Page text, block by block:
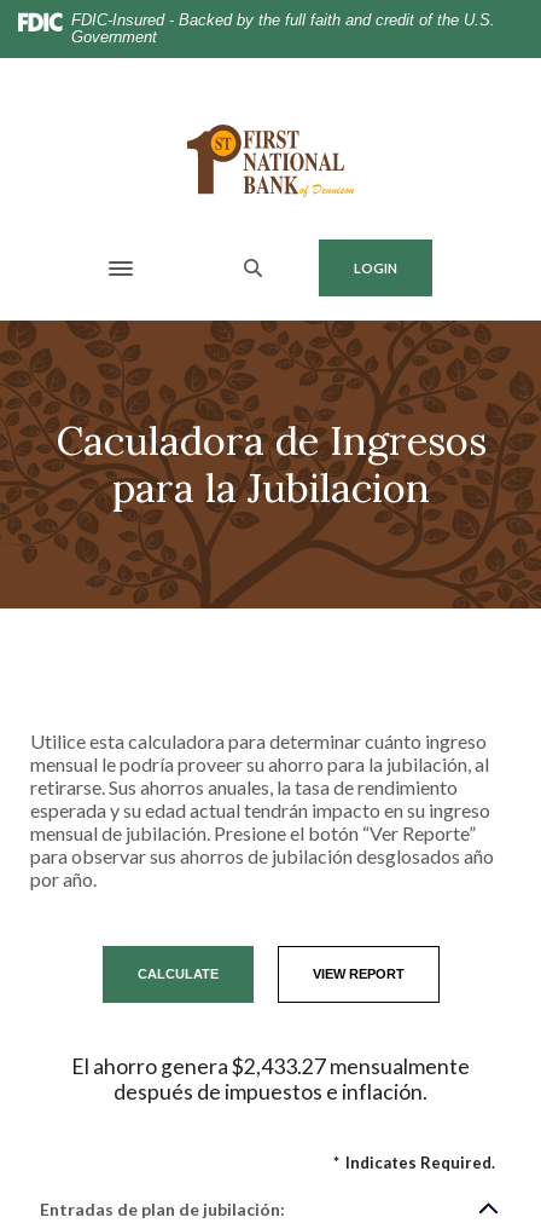
Home
Download
Acrobat
FDIC-Insured - Backed by the full faith and credit of the U.S.
Government
Toggle navigation
LOGIN
Caculadora de Ingresos
para la Jubilacion
Utilice esta calculadora para determinar cuánto ingreso
mensual le podría proveer su ahorro para la jubilación, al
retirarse. Sus ahorros anuales, la tasa de rendimiento
esperada y su edad actual tendrán impacto en su ingreso
mensual de jubilación. Presione el botón “Ver Reporte”
para observar sus ahorros de jubilación desglosados año
por año.
El ahorro genera $2,433.27 mensualmente
después de impuestos e inflación.
* Indicates Required.
Entradas de plan de jubilación: